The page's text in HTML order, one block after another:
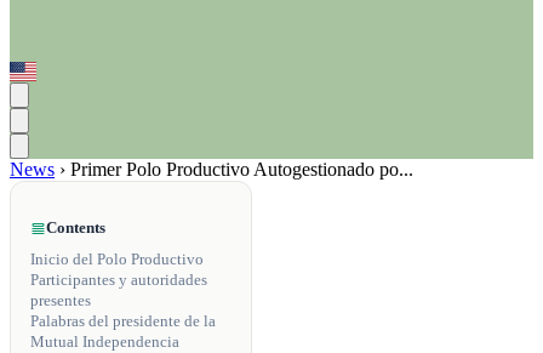
News › Primer Polo Productivo Autogestionado po...
Contents
Inicio del Polo Productivo
Participantes y autoridades
presentes
Palabras del presidente de la
Mutual Independencia